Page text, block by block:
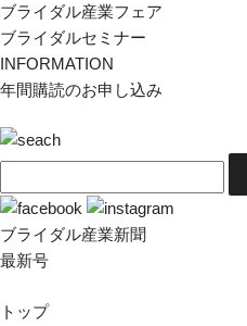
ブライダル産業フェア
ブライダルセミナー
INFORMATION
年間購読のお申し込み
ブライダル産業新聞
最新号
トップ